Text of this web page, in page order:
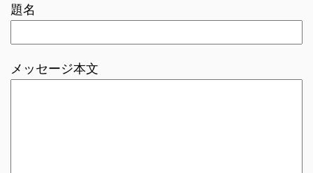
題名
メッセージ本文